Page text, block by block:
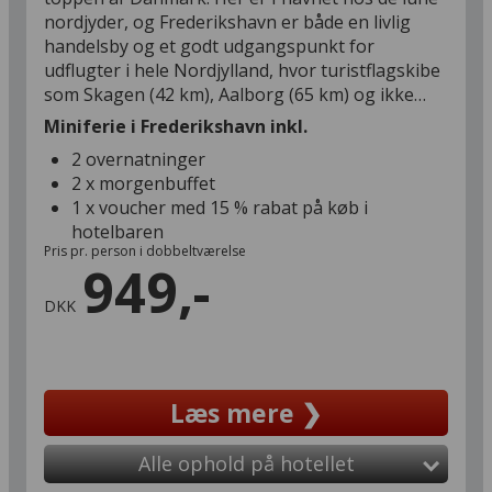
nordjyder, og Frederikshavn er både en livlig
handelsby og et godt udgangspunkt for
udflugter i hele Nordjylland, hvor turistflagskibe
som Skagen (42 km), Aalborg (65 km) og ikke
mindst en dagsudflugt til Læsø trækker masser
Frederikshavn masser af charme, ikke bare på
den travle havnefront, hvor færgerne stævner
ind og ud, men også med skønne badestrande –
herunder den berømte Palmestrand (3,5 km) - og
pittoreske gamle fiskerlejer i nærområdet som
Sæby (14 km) og Strandby (8 km), hvor
fiskekutterne vugger i havnen. Og så har
udsigtsplatform (4 km) giver fuldt panorama
over Kattegatkysten fra Skagen til Sæby og til
øerne Hirsholmene og Læsø.
I bor klods op ad gågaden på Hotel
Miniferie i Frederikshavn inkl.
2 overnatninger
2 x morgenbuffet
1 x voucher med 15 % rabat på køb i
hotelbaren
Pris pr. person i dobbeltværelse
DKK 949,-
Læs mere ❯
Alle ophold på hotellet